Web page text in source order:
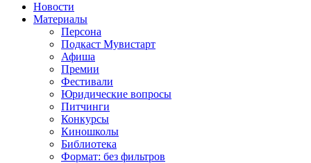
Новости
Материалы
Персона
Подкаст Мувистарт
Афиша
Премии
Фестивали
Юридические вопросы
Питчинги
Конкурсы
Киношколы
Библиотека
Формат: без фильтров